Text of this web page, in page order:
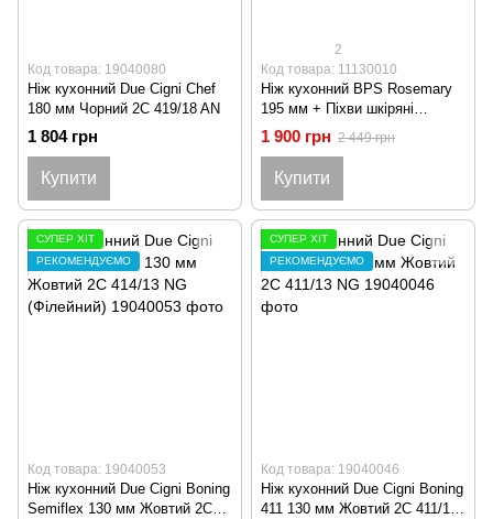
Код товара: 19040080
Ніж кухонний Due Cigni Chef
180 мм Чорний 2C 419/18 AN
1 804 грн
Купити
2
Код товара: 11130010
Ніж кухонний BPS Rosemary
195 мм + Піхви шкіряні
0000001229
1 900 грн 2 449 грн
Купити
СУПЕР ХІТ
РЕКОМЕНДУЄМО
Код товара: 19040053
Ніж кухонний Due Cigni Boning
Semiflex 130 мм Жовтий 2C
СУПЕР ХІТ
РЕКОМЕНДУЄМО
Код товара: 19040046
Ніж кухонний Due Cigni Boning
411 130 мм Жовтий 2C 411/13